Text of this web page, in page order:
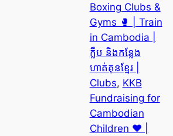
Boxing Clubs &
Gyms 🥊 | Train
in Cambodia |
ក្លឹប និងកន្លែង
ហាត់គុនខ្មែរ |
Clubs, KKB
Fundraising for
Cambodian
Children ❤️ |